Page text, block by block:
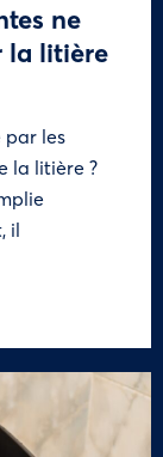
ne
la litière
par les
la litière ?
il